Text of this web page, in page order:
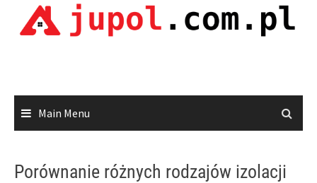
Main Menu
Porównanie różnych rodzajów izolacji